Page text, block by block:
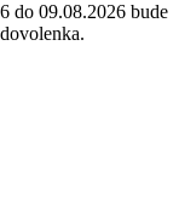
do 09.08.2026 bude